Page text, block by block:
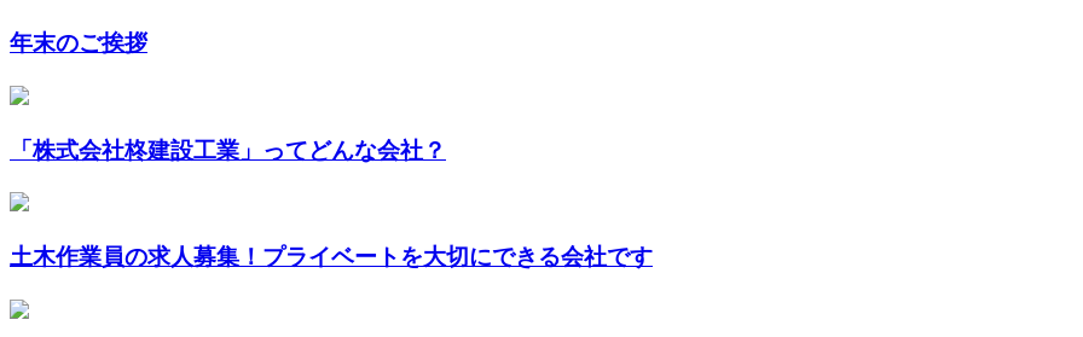
年末のご挨拶
「株式会社柊建設工業」ってどんな会社？
土木作業員の求人募集！プライベートを大切にできる会社です